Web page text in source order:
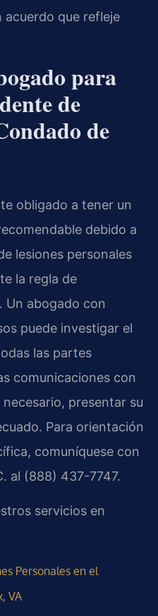
que refleje
para
de
de
obligado a tener un
debido a
lesiones personales
la regla de
Un abogado con
puede investigar el
las partes
comunicaciones con
presentar su
Para orientación
comuníquese con
al (888) 437-7747.
servicios en
Personales en el
VA